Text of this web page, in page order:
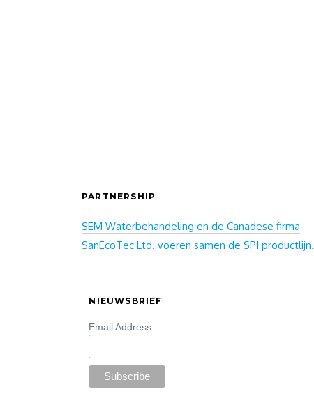
PARTNERSHIP
SEM Waterbehandeling en de Canadese firma
SanEcoTec Ltd. voeren samen de SPI productlijn.
NIEUWSBRIEF
Email Address